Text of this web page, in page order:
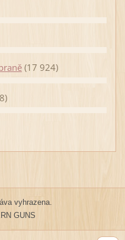
(17 924)
vyhrazena.
GUNS